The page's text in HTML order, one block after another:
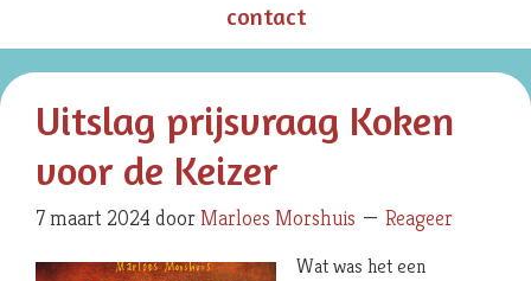
contact
Uitslag prijsvraag Koken
voor de Keizer
7 maart 2024 doorMarloes Morshuis Reageer
Wat was het een